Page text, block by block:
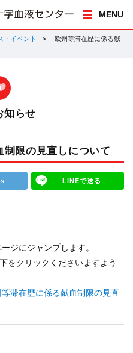
MENU
・イベント
欧州等滞在歴に係る献
知らせ
制限の見直しについて
LINEで送る
ジにジャンプします。
をクリックくださいますよう
滞在歴に係る献血制限の見直